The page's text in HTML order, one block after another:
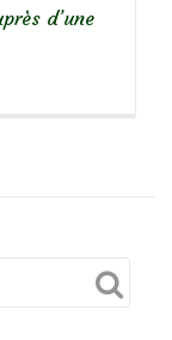
d’une